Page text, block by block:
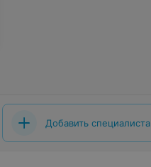
Добавить специалиста